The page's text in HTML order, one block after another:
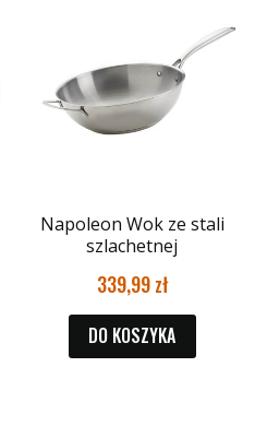
Napoleon Wok ze stali
szlachetnej
339,99
DO KOSZYKA